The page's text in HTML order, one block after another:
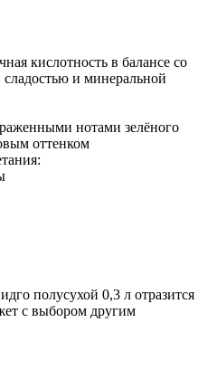
кислотность в балансе со
и минеральной
нотами зелёного
оттенком
полусухой 0,3 л отразится
с выбором другим